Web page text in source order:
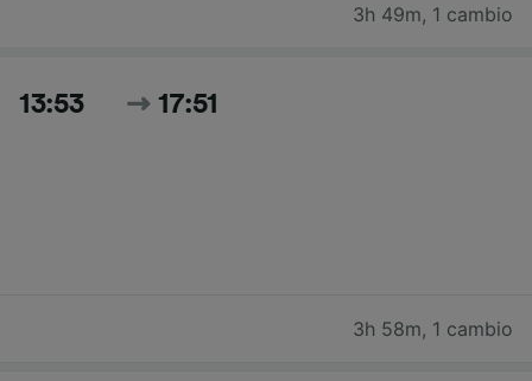
3h 49m, 1 cambio
13:53 17:51
3h 58m, 1 cambio